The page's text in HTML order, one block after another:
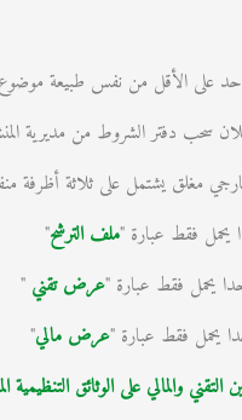
على الأقل من نفس طبيعة موضوع
الشروط من مديرية المنشاة والوسائل
مغلق يشتمل على ثلاثة أظرفة
فقط عبارة "ملف الترشح"
يحمل فقط عبارة "عرض تقني "
يحمل فقط عبارة "عرض مالي"
على الوثائق التنظيمية المنصوص عليها